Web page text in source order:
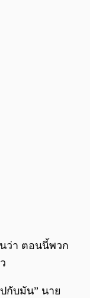
0:00 0:00
ว่า ตอนนี้พวก
กับมัน” นาย